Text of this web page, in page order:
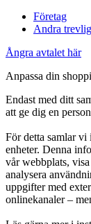
Företag
Andra
Ångra avtalet här
Anpassa din
Endast med ditt
att ge dig en
För detta samlar vi
enheter. Denna
vår webbplats,
analysera
uppgifter med
onlinekanaler –